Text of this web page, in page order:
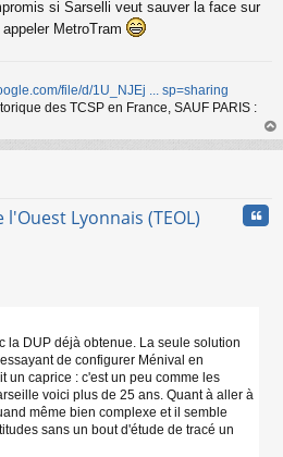
si Sarselli veut sauver la face sur
MetroTram
file/d/1U_NJEj ... sp=sharing
des TCSP en France, SAUF PARIS :
au
Lyonnais (TEOL)
la DUP déjà obtenue. La seule solution
de configurer Ménival en
un caprice : c'est un peu comme les
voici plus de 25 ans. Quant à aller à
même bien complexe et il semble
sans un bout d'étude de tracé un